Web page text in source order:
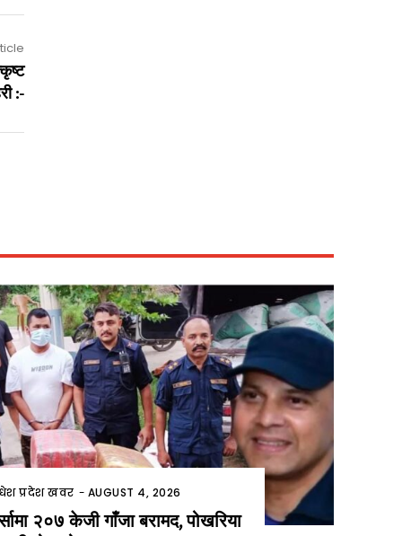
:-
प्रदेश खवर - AUGUST 4, 2026
२०७ केजी गाँजा बरामद, पोखरिया